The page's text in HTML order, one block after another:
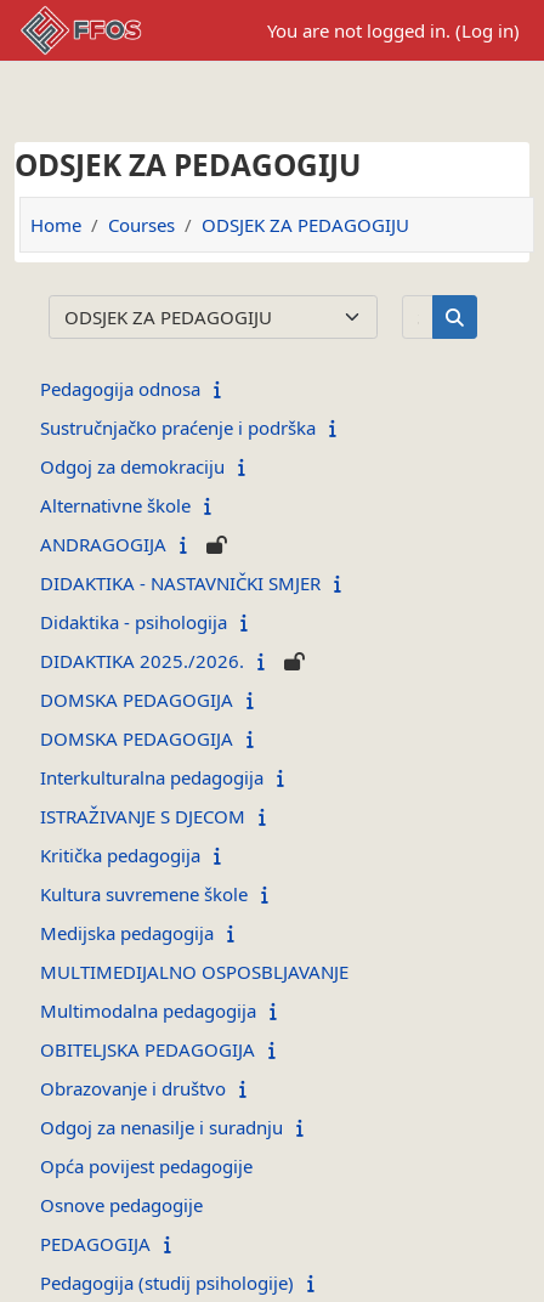
Skip to main content
You are not logged in. (Log in)
ODSJEK ZA PEDAGOGIJU
Home Courses ODSJEK ZA PEDAGOGIJU
Course categories
Search
Search
Pedagogija odnosa
Sustručnjačko praćenje i podrška
Odgoj za demokraciju
Alternativne škole
ANDRAGOGIJA
DIDAKTIKA - NASTAVNIČKI SMJER
Didaktika - psihologija
DIDAKTIKA 2025./2026.
DOMSKA PEDAGOGIJA
DOMSKA PEDAGOGIJA
Interkulturalna pedagogija
ISTRAŽIVANJE S DJECOM
Kritička pedagogija
Kultura suvremene škole
Medijska pedagogija
MULTIMEDIJALNO OSPOSBLJAVANJE
Multimodalna pedagogija
OBITELJSKA PEDAGOGIJA
Obrazovanje i društvo
Odgoj za nenasilje i suradnju
Opća povijest pedagogije
Osnove pedagogije
PEDAGOGIJA
Pedagogija (studij psihologije)